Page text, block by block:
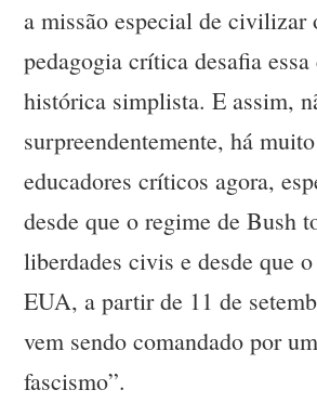
a missão especial de civilizar
pedagogia crítica desafia
histórica simplista. E assim,
surpreendentemente, há
educadores críticos agora,
desde que o regime de Bush
liberdades civis e desde que
EUA, a partir de 11 de
vem sendo comandado por
fascismo”.